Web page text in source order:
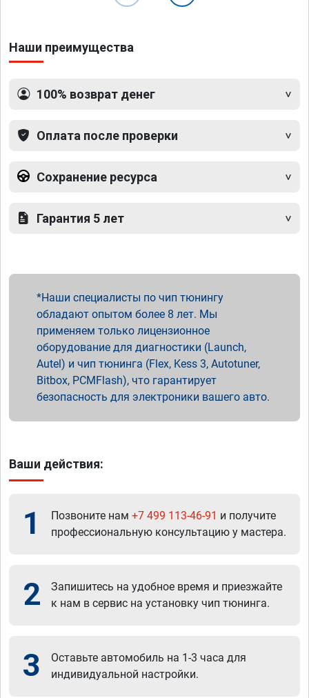
Наши преимущества
100% возврат денег
Оплата после проверки
Сохранение ресурса
Гарантия 5 лет
Наши специалисты по чип тюнингу
обладают опытом более 8 лет. Мы
применяем только лицензионное
оборудование для диагностики (Launch,
Autel) и чип тюнинга (Flex, Kess 3, Autotuner,
Bitbox, PCMFlash), что гарантирует
безопасность для электроники вашего авто.
Ваши действия:
1 Позвоните нам +7 499 113-46-91 и получите
профессиональную консультацию у мастера.
2
Запишитесь на удобное время и приезжайте
к нам в сервис на установку чип тюнинга.
3
Оставьте автомобиль на 1-3 часа для
индивидуальной настройки.